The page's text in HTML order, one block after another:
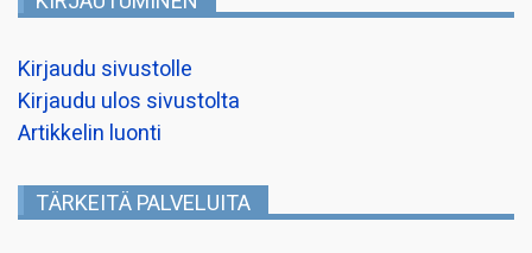
Kirjaudu sivustolle
Kirjaudu ulos sivustolta
Artikkelin luonti
TÄRKEITÄ PALVELUITA